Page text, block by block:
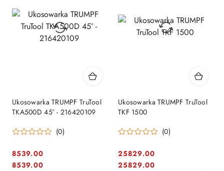
Ukosowarka TRUMPF TruTool
TKA500D 45° - 216420109
(0)
Cena:
8539.00
Cena:
8539.00
Ukosowarka TRUMPF TruTool
TKF 1500
(0)
Cena:
25829.00
Cena:
25829.00